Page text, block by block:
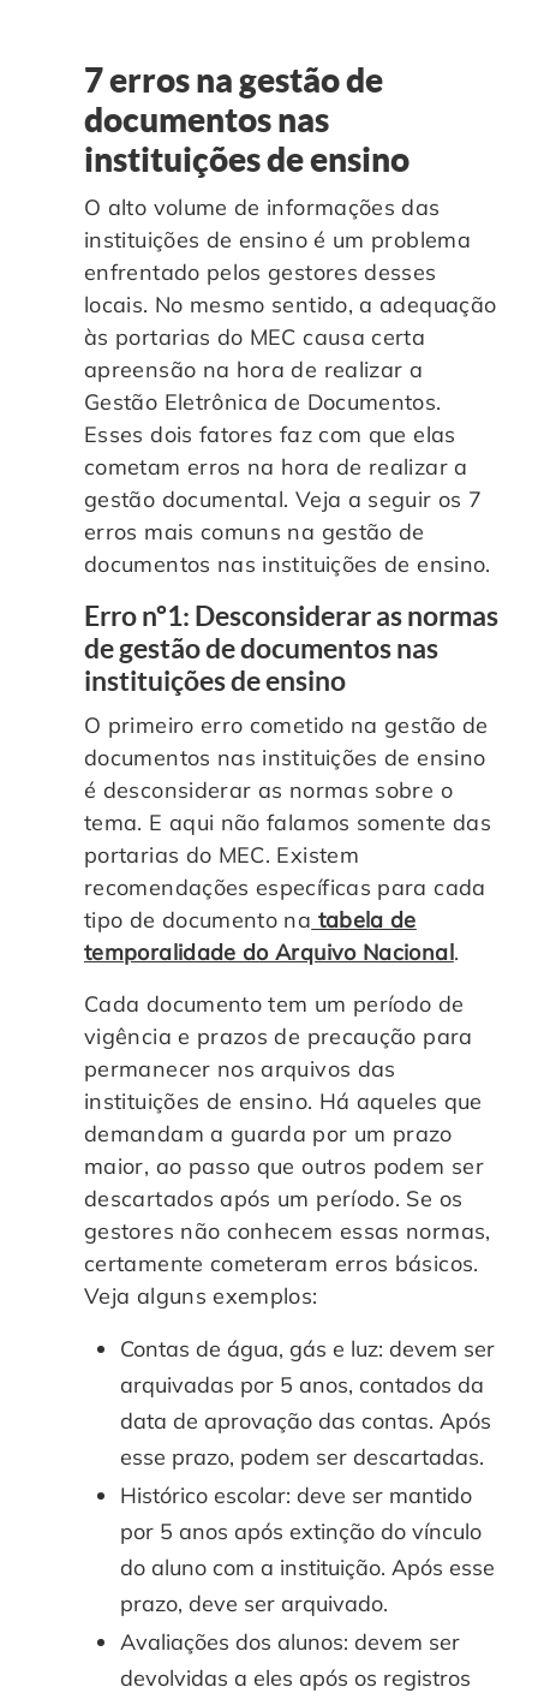
7 erros na gestão de
documentos nas
instituições de ensino
O alto volume de informações das
instituições de ensino é um problema
enfrentado pelos gestores desses
locais. No mesmo sentido, a adequação
às portarias do MEC causa certa
apreensão na hora de realizar a
Gestão Eletrônica de Documentos.
Esses dois fatores faz com que elas
cometam erros na hora de realizar a
gestão documental. Veja a seguir os 7
erros mais comuns na gestão de
documentos nas instituições de ensino.
Erro nº1: Desconsiderar as normas
de gestão de documentos nas
instituições de ensino
O primeiro erro cometido na gestão de
documentos nas instituições de ensino
é desconsiderar as normas sobre o
tema. E aqui não falamos somente das
portarias do MEC. Existem
recomendações específicas para cada
tipo de documento na tabela de
temporalidade do Arquivo Nacional.
Cada documento tem um período de
vigência e prazos de precaução para
permanecer nos arquivos das
instituições de ensino. Há aqueles que
demandam a guarda por um prazo
maior, ao passo que outros podem ser
descartados após um período. Se os
gestores não conhecem essas normas,
certamente cometeram erros básicos.
Veja alguns exemplos:
Contas de água, gás e luz: devem ser
arquivadas por 5 anos, contados da
data de aprovação das contas. Após
esse prazo, podem ser descartadas.
Histórico escolar: deve ser mantido
por 5 anos após extinção do vínculo
do aluno com a instituição. Após esse
prazo, deve ser arquivado.
Avaliações dos alunos: devem ser
devolvidas a eles após os registros